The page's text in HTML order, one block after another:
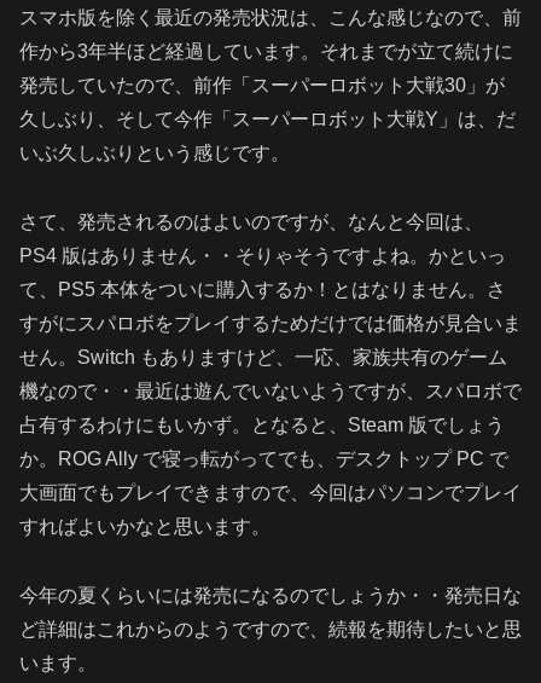
スマホ版を除く最近の発売状況は、こんな感じなので、前
作から3年半ほど経過しています。それまでが立て続けに
発売していたので、前作「スーパーロボット大戦30」が
久しぶり、そして今作「スーパーロボット大戦Y」は、だ
いぶ久しぶりという感じです。
さて、発売されるのはよいのですが、なんと今回は、
PS4 版はありません・・そりゃそうですよね。かといっ
て、PS5 本体をついに購入するか！とはなりません。さ
すがにスパロボをプレイするためだけでは価格が見合いま
せん。Switch もありますけど、一応、家族共有のゲーム
機なので・・最近は遊んでいないようですが、スパロボで
占有するわけにもいかず。となると、Steam 版でしょう
か。ROG Ally で寝っ転がってでも、デスクトップ PC で
大画面でもプレイできますので、今回はパソコンでプレイ
すればよいかなと思います。
今年の夏くらいには発売になるのでしょうか・・発売日な
ど詳細はこれからのようですので、続報を期待したいと思
います。